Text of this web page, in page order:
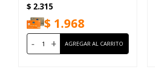
$ 2.315
$ 1.968
- +